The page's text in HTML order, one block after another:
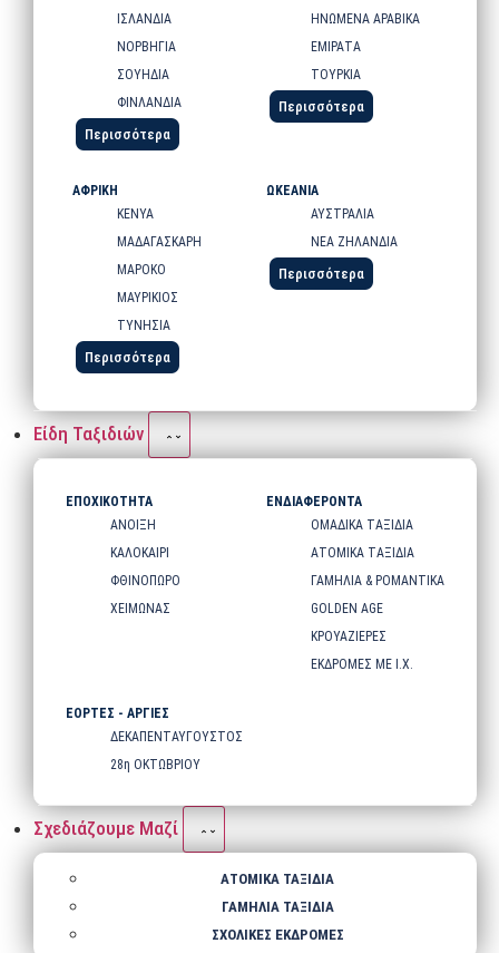
ΙΣΛΑΝΔΙΑ
ΝΟΡΒΗΓΙΑ
ΣΟΥΗΔΙΑ
ΦΙΝΛΑΝΔΙΑ
Περισσότερα
ΗΝΩΜΕΝΑ ΑΡΑΒΙΚΑ
ΕΜΙΡΑΤΑ
ΤΟΥΡΚΙΑ
Περισσότερα
ΑΦΡΙΚΗ
ΚΕΝΥΑ
ΜΑΔΑΓΑΣΚΑΡΗ
ΜΑΡΟΚΟ
ΜΑΥΡΙΚΙΟΣ
ΤΥΝΗΣΙΑ
Περισσότερα
ΩΚΕΑΝΙΑ
ΑΥΣΤΡΑΛΙΑ
ΝΕΑ ΖΗΛΑΝΔΙΑ
Περισσότερα
Είδη Ταξιδιών
ΕΠΟΧΙΚΟΤΗΤΑ
ΑΝΟΙΞΗ
ΚΑΛΟΚΑΙΡΙ
ΦΘΙΝΟΠΩΡΟ
ΧΕΙΜΩΝΑΣ
ΕΝΔΙΑΦΕΡΟΝΤΑ
ΟΜΑΔΙΚΑ ΤΑΞΙΔΙΑ
ΑΤΟΜΙΚΑ ΤΑΞΙΔΙΑ
ΓΑΜΗΛΙΑ & ΡΟΜΑΝΤΙΚΑ
GOLDEN AGE
ΚΡΟΥΑΖΙΕΡΕΣ
ΕΚΔΡΟΜΕΣ ΜΕ Ι.Χ.
ΕΟΡΤΕΣ - ΑΡΓΙΕΣ
ΔΕΚΑΠΕΝΤΑΥΓΟΥΣΤΟΣ
28η ΟΚΤΩΒΡΙΟΥ
Σχεδιάζουμε Μαζί
ΑΤΟΜΙΚΑ ΤΑΞΙΔΙΑ
ΓΑΜΗΛΙΑ ΤΑΞΙΔΙΑ
ΣΧΟΛΙΚΕΣ ΕΚΔΡΟΜΕΣ